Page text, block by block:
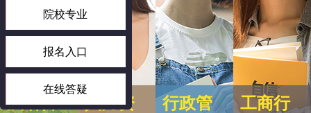
汉语言
人力资
行政管
工商行
院校专业
报名入口
在线答疑